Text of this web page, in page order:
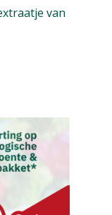
van